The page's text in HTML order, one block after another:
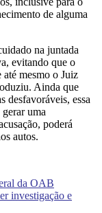
de alguma
na juntada
evitando que o
mesmo o Juiz
Ainda que
desfavoráveis, essa
uma
poderá
autos.
da OAB
investigação e